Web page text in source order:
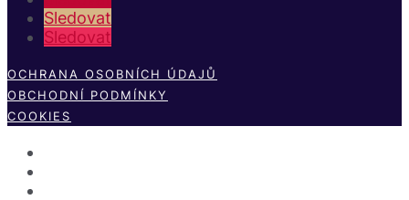
Sledovat
Sledovat
OCHRANA OSOBNÍCH ÚDAJŮ
OBCHODNÍ PODMÍNKY
COOKIES